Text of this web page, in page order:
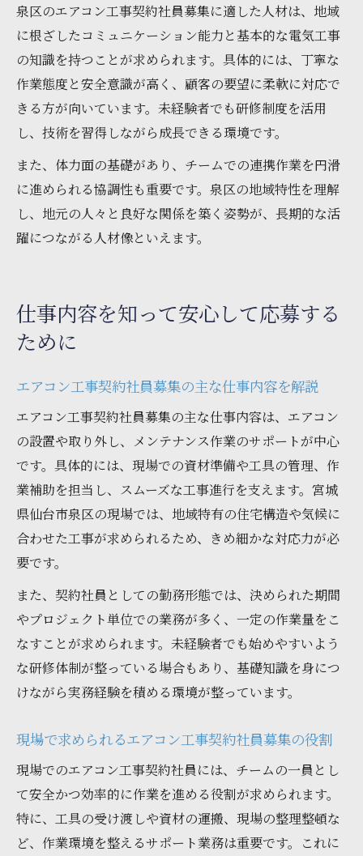
泉区のエアコン工事契約社員募集に適した人材は、地域
に根ざしたコミュニケーション能力と基本的な電気工事
の知識を持つことが求められます。具体的には、丁寧な
作業態度と安全意識が高く、顧客の要望に柔軟に対応で
きる方が向いています。未経験者でも研修制度を活用
し、技術を習得しながら成長できる環境です。
また、体力面の基礎があり、チームでの連携作業を円滑
に進められる協調性も重要です。泉区の地域特性を理解
し、地元の人々と良好な関係を築く姿勢が、長期的な活
躍につながる人材像といえます。
仕事内容を知って安心して応募する
ために
エアコン工事契約社員募集の主な仕事内容を解説
エアコン工事契約社員募集の主な仕事内容は、エアコン
の設置や取り外し、メンテナンス作業のサポートが中心
です。具体的には、現場での資材準備や工具の管理、作
業補助を担当し、スムーズな工事進行を支えます。宮城
県仙台市泉区の現場では、地域特有の住宅構造や気候に
合わせた工事が求められるため、きめ細かな対応力が必
要です。
また、契約社員としての勤務形態では、決められた期間
やプロジェクト単位での業務が多く、一定の作業量をこ
なすことが求められます。未経験者でも始めやすいよう
な研修体制が整っている場合もあり、基礎知識を身につ
けながら実務経験を積める環境が整っています。
現場で求められるエアコン工事契約社員募集の役割
現場でのエアコン工事契約社員には、チームの一員とし
て安全かつ効率的に作業を進める役割が求められます。
特に、工具の受け渡しや資材の運搬、現場の整理整頓な
ど、作業環境を整えるサポート業務は重要です。これに